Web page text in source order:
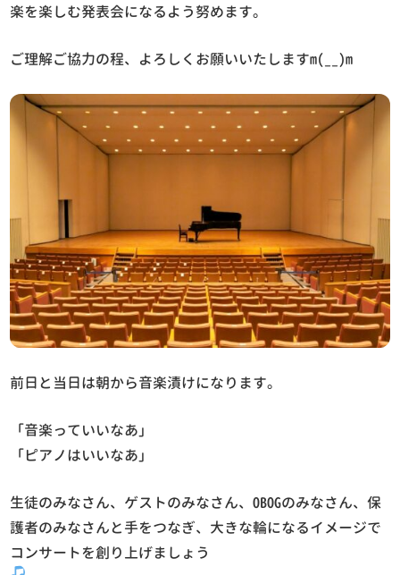
楽を楽しむ発表会になるよう努めます。
ご理解ご協力の程、よろしくお願いいたしますm(__)m
前日と当日は朝から音楽漬けになります。
「音楽っていいなあ」
「ピアノはいいなあ」
生徒のみなさん、ゲストのみなさん、OBOGのみなさん、保
護者のみなさんと手をつなぎ、大きな輪になるイメージで
コンサートを創り上げましょう